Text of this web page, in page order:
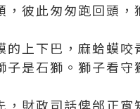
彼此匆匆跑回頭，
上下巴，麻蛤蟆咬
是石獅。獅子看守
財政司話俾邰正宵